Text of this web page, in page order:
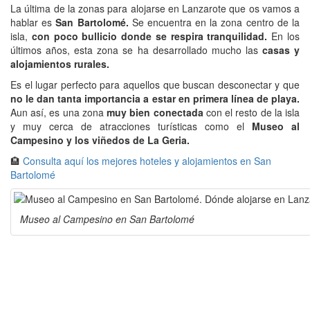
La última de la zonas para alojarse en Lanzarote que os vamos a
hablar esSan Bartolomé. Se encuentra en la zona centro de la
isla, con poco bullicio donde se respira tranquilidad. En los
últimos años, esta zona se ha desarrollado mucho lascasas y
alojamientos rurales.
Es el lugar perfecto para aquellos que buscan desconectar y que
no le dan tanta importancia a estar en primera línea de playa.
Aun así, es una zona muy bien conectada con el resto de la isla
y muy cerca de atracciones turísticas como el Museo al
Campesino y los viñedos de La Geria.
🏨 Consulta aquí los mejores hoteles y alojamientos en San
Bartolomé
Museo al Campesino en San Bartolomé